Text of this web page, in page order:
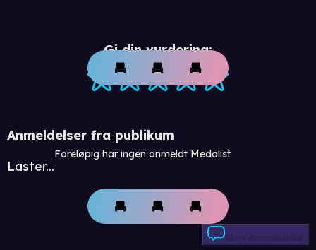
Gi din vurdering:
Anmeldelser fra publikum
Laster...
Foreløpig har ingen anmeldt Medalist
Skriv anmeldelse